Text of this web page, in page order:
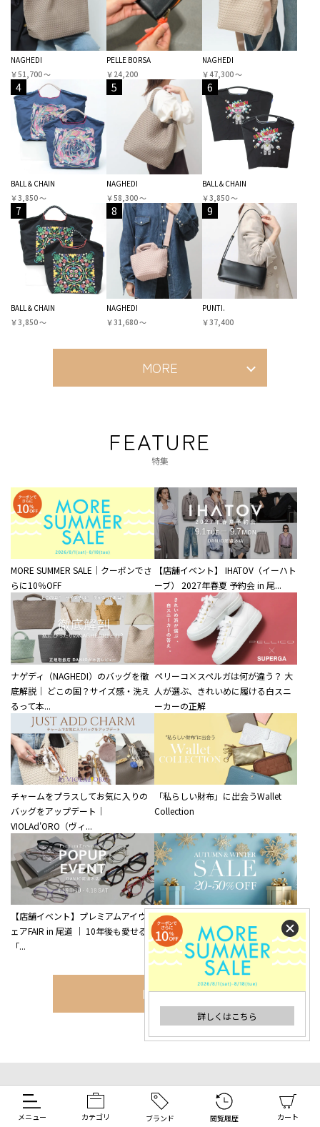
詳しくはこちら
メニュー カテゴリ ブランド 閲覧履歴 カート
NAGHEDI
￥51,700 〜
PELLE BORSA
￥24,200
NAGHEDI
￥47,300 〜
4
BALL＆CHAIN
￥3,850 〜
5
NAGHEDI
￥58,300 〜
6
BALL＆CHAIN
￥3,850 〜
7
BALL＆CHAIN
￥3,850 〜
8
NAGHEDI
￥31,680 〜
9
PUNTI.
￥37,400
MORE
FEATURE
特集
MORE SUMMER SALE｜クーポンでさ
らに10％OFF
【店舗イベント】 IHATOV（イーハト
ーブ） 2027年春夏 予約会 in 尾...
ナゲディ（NAGHEDI）のバッグを徹
底解説｜ どこの国？サイズ感・洗え
るって本...
ペリーコ×スペルガは何が違う？ 大
人が選ぶ、きれいめに履ける白スニ
ーカーの正解
チャームをプラスしてお気に入りの
バッグをアップデート｜
VIOLAd'ORO（ヴィ...
「私らしい財布」に出会うWallet
Collection
【店舗イベント】プレミアムアイウ
ェアFAIR in 尾道 ｜ 10年後も愛せる
「...
秋冬セール開催｜バッグ・シュー
ズ・アウターが最大50％OFF
MORE
FOLLOW US